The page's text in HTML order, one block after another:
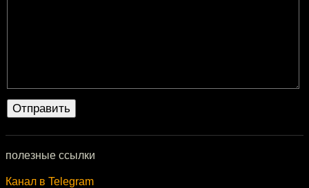
полезные ссылки
Канал в Telegram